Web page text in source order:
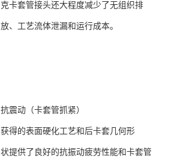
克卡套管接头还大程度减少了无组织排
放、工艺流体泄漏和运行成本。
抗震动（卡套管抓紧）
获得的表面硬化工艺和后卡套几何形
状提供了良好的抗振动疲劳性能和卡套管